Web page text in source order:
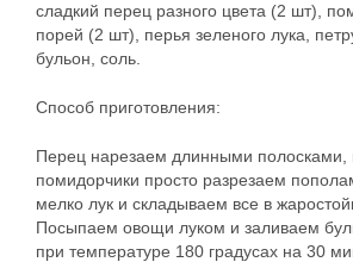
сладкий перец разного цвета (2 шт),
порей (2 шт), перья зеленого лука,
бульон, соль.
Способ приготовления:
Перец нарезаем длинными полосками,
помидорчики просто разрезаем
мелко лук и складываем все в
Посыпаем овощи луком и заливаем
при температуре 180 градусах на 30